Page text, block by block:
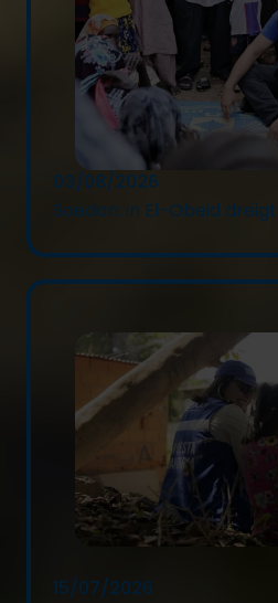
03/08/2026
Soedan: in El-Obeid
15/07/2026